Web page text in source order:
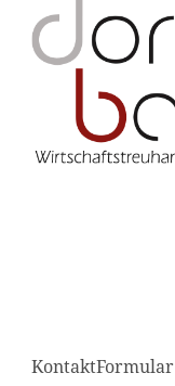
KontaktFormular